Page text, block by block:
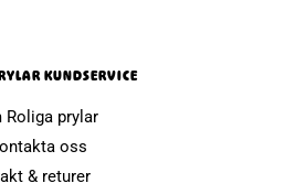
KUNDSERVICE
Roliga prylar
oss
& returer